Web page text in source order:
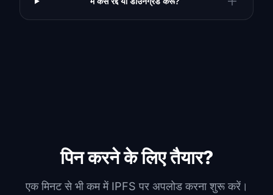
पिन करने के लिए तैयार?
एक मिनट से भी कम में IPFS पर अपलोड करना शुरू करें।